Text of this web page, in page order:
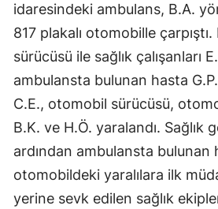
idaresindeki ambulans, B.A.
817 plakalı otomobille
sürücüsü ile sağlık çalışanları
ambulansta bulunan hasta
C.E., otomobil sürücüsü,
B.K. ve H.Ö. yaralandı. Sağlık
ardından ambulansta
otomobildeki yaralılara ilk
yerine sevk edilen sağlık